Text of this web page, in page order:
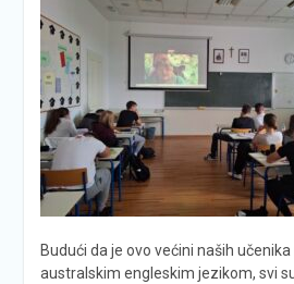
Budući da je ovo većini naših
australskim engleskim jezikom, svi